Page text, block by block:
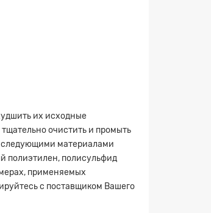
их исходные
очистить и промыть
следующими материалами
полиэтилен, полисульфид
применяемых
с поставщиком Вашего